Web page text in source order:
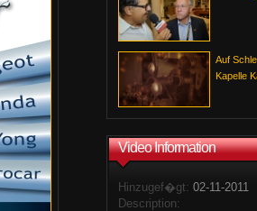
Auf
Kapelle
Video Information
Hinzugef�gt: 02-11-2011
Description: